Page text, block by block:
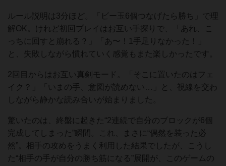
ルール説明は3分ほど。「ビー玉6個つなげたら勝ち」で理
解OK。けれど初回プレイはお互い手探りで、「あれ、こ
っちに回すと崩れる？」「あ〜！1手足りなかった！」
と、失敗しながら慣れていく感覚もまた楽しかったです。
2回目からはお互い真剣モード。「そこに置いたのはフェ
イク？」「いまの手、意図が読めない…」と、視線を交わ
しながら静かな読み合いが始まりました。
驚いたのは、終盤に起きた“2連続で自分のブロックが6個
完成してしまった”瞬間。これ、まさに“偶然を装った必
然”。相手の攻めをうまく利用した結果でしたが、こうし
た“相手の手が自分の勝ち筋になる”展開が、このゲームの